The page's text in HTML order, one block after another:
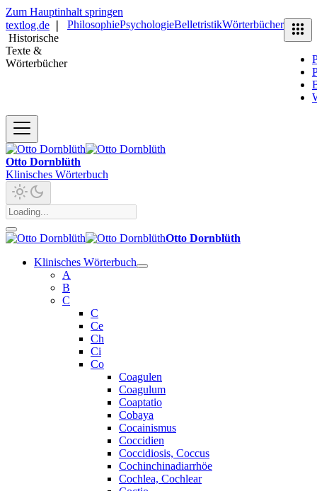
Zum Hauptinhalt springen
textlog.de
Historische
Texte &
Wörterbücher
PhilosophiePsychologieBelletristikWörterbücher
Otto Dornblüth
Klinisches Wörterbuch
Otto Dornblüth
Klinisches Wörterbuch
A
B
C
C
Ce
Ch
Ci
Co
Coagulen
Coagulum
Coaptatio
Cobaya
Cocainismus
Coccidien
Coccidiosis, Coccus
Cochinchinadiarrhöe
Cochlea, Cochlear